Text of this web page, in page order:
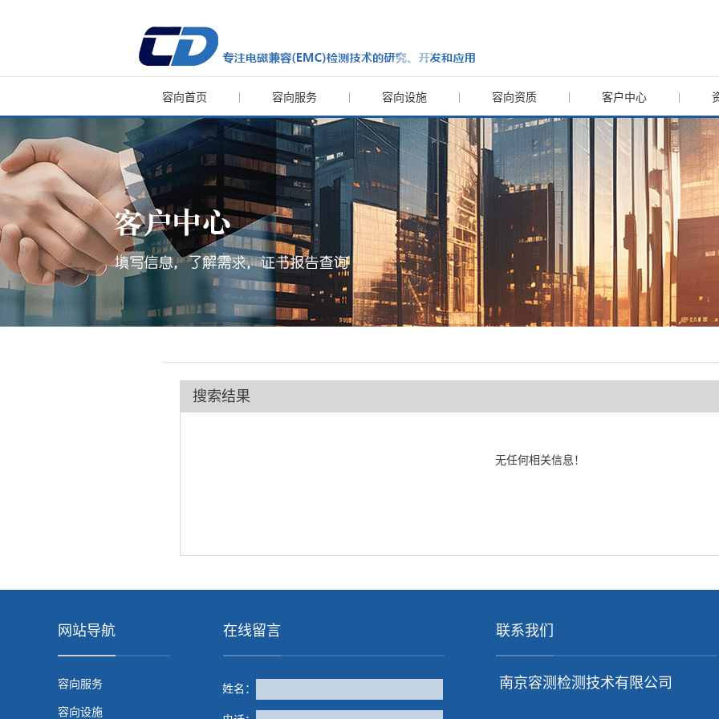
容向首页 容向服务 容向设施 容向资质 客户中心
搜索结果
无任何相关信息！
网站导航 在线留言 联系我们
容向服务
容向设施
姓名： 南京容测检测技术有限公司